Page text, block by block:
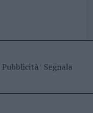
Pubblicità| Segnala